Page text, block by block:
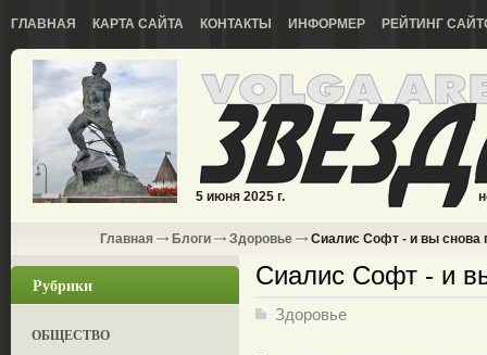
ГЛАВНАЯ КАРТА САЙТА КОНТАКТЫ ИНФОРМЕР РЕЙТИНГ
5 июня 2025 г.
Главная Блоги Здоровье Сиалис Софт - и вы снова
Рубрики
ОБЩЕСТВО
Сиалис Софт - и
Здоровье